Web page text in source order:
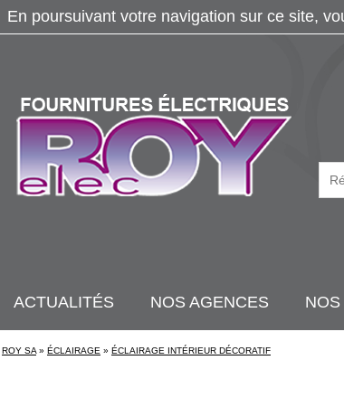
ACTUALITÉS NOS AGENCES
ROY SA » ÉCLAIRAGE » ÉCLAIRAGE INTÉRIEUR DÉCORATIF
En poursuivant votre navigation sur ce site,